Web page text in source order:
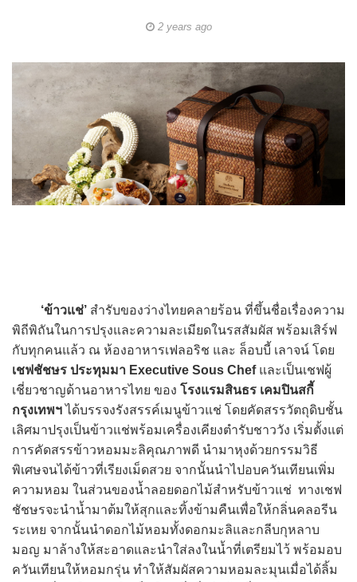
2 years ago
‘ข้าวแช่’ สำรับของว่างไทยคลายร้อน ที่ขึ้นชื่อเรื่องความ
พิถีพิถันในการปรุงและความละเมียดในรสสัมผัส พร้อมเสิร์ฟ
กับทุกคนแล้ว ณ ห้องอาหารเฟลอริช และ ล็อบบี้ เลาจน์ โดย
เชฟชัชษร ประทุมมา Executive Sous Chefและเป็นเชฟผู้
เชี่ยวชาญด้านอาหารไทย ของ โรงแรมสินธร เคมปินสกี้
กรุงเทพฯได้บรรจงรังสรรค์เมนูข้าวแช่ โดยคัดสรรวัตถุดิบชั้น
เลิศมาปรุงเป็นข้าวแช่พร้อมเครื่องเคียงตำรับชาววัง เริ่มตั้งแต่
การคัดสรรข้าวหอมมะลิคุณภาพดี นำมาหุงด้วยกรรมวิธี
พิเศษจนได้ข้าวที่เรียงเม็ดสวย จากนั้นนำไปอบควันเทียนเพิ่ม
ความหอม ในส่วนของน้ำลอยดอกไม้สำหรับข้าวแช่ ทางเชฟ
ชัชษรจะนำน้ำมาต้มให้สุกและทิ้งข้ามคืนเพื่อให้กลิ่นคลอรีน
ระเหย จากนั้นนำดอกไม้หอมทั้งดอกมะลิและกลีบกุหลาบ
มอญ มาล้างให้สะอาดและนำใส่ลงในน้ำที่เตรียมไว้ พร้อมอบ
ควันเทียนให้หอมกรุ่น ทำให้สัมผัสความหอมละมุนเมื่อได้ลิ้ม